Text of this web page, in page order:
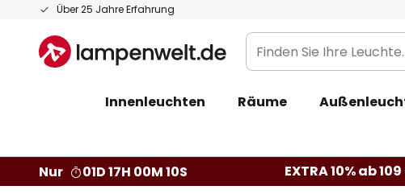
Über 25 Jahre Erfahrung
Zum
springen
Finden
Sie
Leuchte...
Innenleuchten Räume
Nur
01D 17H 00M 09S EXTRA 10% ab